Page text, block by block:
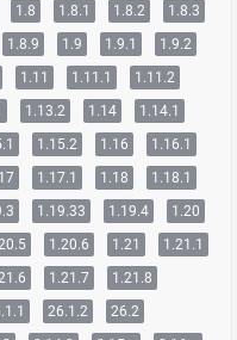
1.8 1.8.1 1.8.2
1.8.3
1.8.9 1.9 1.9.1
1.9.2
1.11 1.11.1
1.11.2
1.13.2 1.14
1.14.1
1.15.2 1.16
1.16.1
1.17.1 1.18
1.18.1
1.19.33 1.19.4
1.20
1.20.6 1.21
1.21.1
1.21.7
1.21.8
26.1.2 26.2